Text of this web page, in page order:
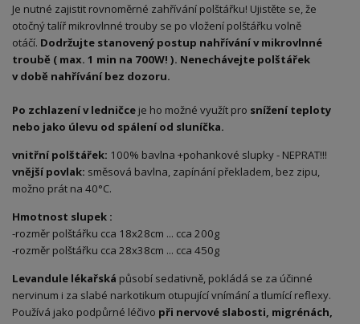
Je nutné zajistit rovnoměrné zahřívání polštářku! Ujistěte se, že
otočný talíř mikrovlnné trouby se po vložení polštářku volně
otáčí. Dodržujte stanovený postup nahřívání v mikrovlnné
troubě ( max. 1 min na 700W! ). Nenechávejte polštářek
v době nahřívání bez dozoru.
Po zchlazení v ledničce je ho možné využít pro snížení teploty
nebo jako úlevu od spálení od sluníčka.
vnitřní polštářek: 100% bavlna +pohankové slupky - NEPRAT!!!
vnější povlak: směsová bavlna, zapínání překladem, bez zipu,
možno prát na 40°C.
Hmotnost slupek :
-rozměr polštářku cca 18x28cm ... cca 200g
-rozměr polštářku cca 28x38cm ... cca 450g
Levandule lékařská působí sedativně, pokládá se za účinné
nervinum i za slabé narkotikum otupující vnímání a tlumící reflexy.
Používá jako podpůrné léčivo při nervové slabosti, migrénách,